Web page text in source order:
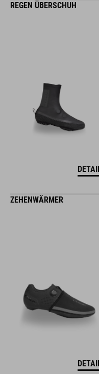
REGEN ÜBERSCHUH
ZEHENWÄRMER